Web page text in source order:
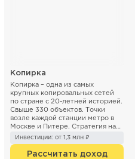
Копирка
Копирка – одна из самых
крупных копировальных сетей
по стране с 20-летней историей.
Свыше 330 объектов. Точки
возле каждой станции метро в
Москве и Питере. Стратегия на
ближайшие 3 года ...
Инвестиции: от 1,3 млн ₽
Рассчитать доход